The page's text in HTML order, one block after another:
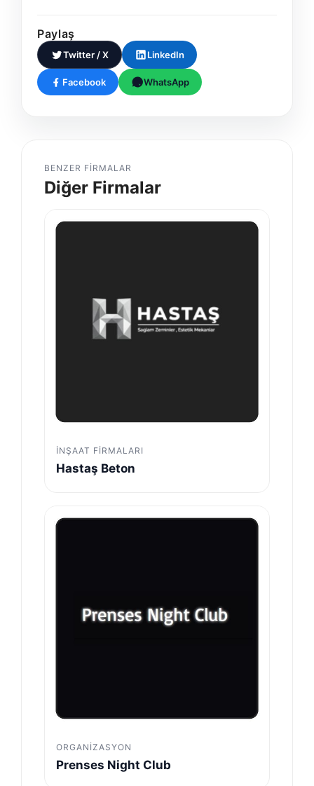
Paylaş
Twitter / X LinkedIn
Facebook WhatsApp
BENZER FIRMALAR
Diğer Firmalar
İNŞAAT FIRMALARI
Hastaş Beton
ORGANIZASYON
Prenses Night Club